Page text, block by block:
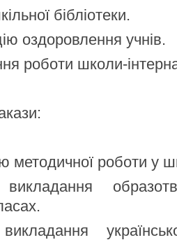
бібліотеки.
оздоровлення учнів.
роботи школи-
методичної роботи у